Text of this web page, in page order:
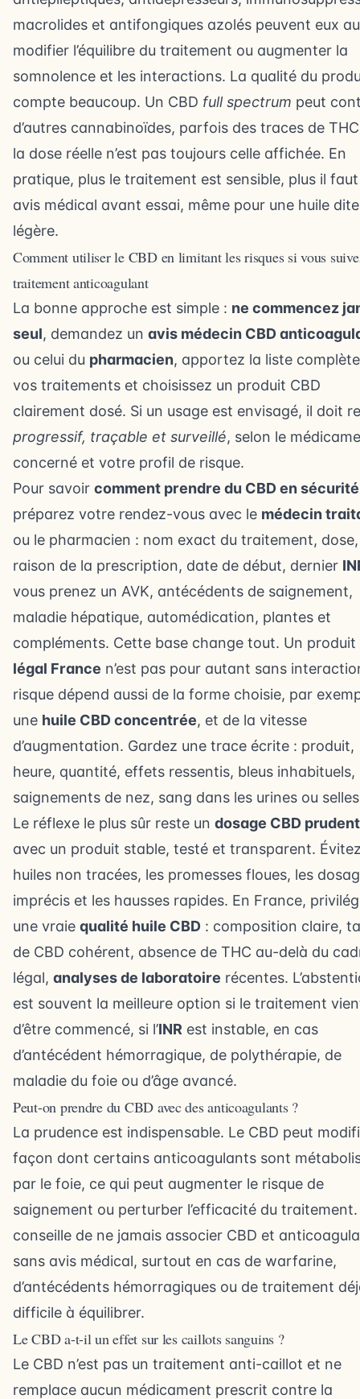
macrolides et antifongiques azolés peuvent eux
modifier l’équilibre du traitement ou augmenter la
somnolence et les interactions. La qualité du
compte beaucoup. Un CBD full spectrum peut
d’autres cannabinoïdes, parfois des traces de
la dose réelle n’est pas toujours celle affichée. En
pratique, plus le traitement est sensible, plus il
avis médical avant essai, même pour une huile dite
légère.
Comment utiliser le CBD en limitant les risques si vous
traitement anticoagulant
La bonne approche est simple : ne commencez
seul, demandez un avis médecin CBD
ou celui du pharmacien, apportez la liste
vos traitements et choisissez un produit CBD
clairement dosé. Si un usage est envisagé, il doit
progressif, traçable et surveillé, selon le
concerné et votre profil de risque.
Pour savoir comment prendre du CBD en sécurité
préparez votre rendez-vous avec le médecin
ou le pharmacien : nom exact du traitement, dose,
raison de la prescription, date de début, dernier
vous prenez un AVK, antécédents de saignement,
maladie hépatique, automédication, plantes et
compléments. Cette base change tout. Un produit
légal France n’est pas pour autant sans
risque dépend aussi de la forme choisie, par
une huile CBD concentrée, et de la vitesse
d’augmentation. Gardez une trace écrite : produit,
heure, quantité, effets ressentis, bleus inhabituels,
saignements de nez, sang dans les urines ou
Le réflexe le plus sûr reste un dosage CBD prudent
avec un produit stable, testé et transparent.
huiles non tracées, les promesses floues, les
imprécis et les hausses rapides. En France,
une vraie qualité huile CBD : composition claire,
de CBD cohérent, absence de THC au-delà du
légal, analyses de laboratoire récentes.
est souvent la meilleure option si le traitement
d’être commencé, si l’INR est instable, en cas
d’antécédent hémorragique, de polythérapie, de
maladie du foie ou d’âge avancé.
Peut-on prendre du CBD avec des anticoagulants ?
La prudence est indispensable. Le CBD peut
façon dont certains anticoagulants sont
par le foie, ce qui peut augmenter le risque de
saignement ou perturber l’efficacité du
conseille de ne jamais associer CBD et
sans avis médical, surtout en cas de warfarine,
d’antécédents hémorragiques ou de traitement
difficile à équilibrer.
Le CBD a-t-il un effet sur les caillots sanguins ?
Le CBD n’est pas un traitement anti-caillot et ne
remplace aucun médicament prescrit contre la